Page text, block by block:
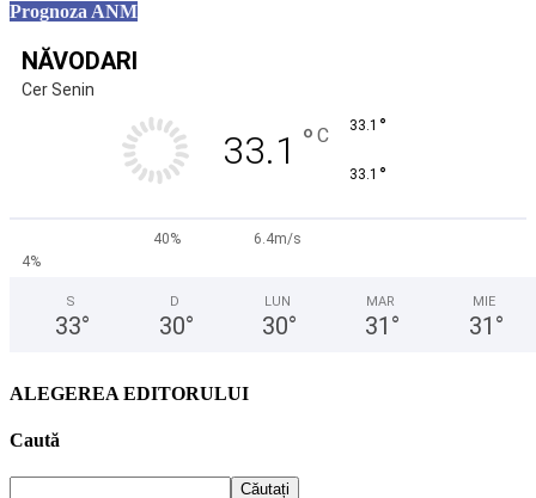
Prognoza ANM
NĂVODARI
Cer Senin
33.1 ° C 33.1 °
33.1 °
40%
6.4m/s
4%
S
33°
D
30°
LUN
30°
MAR
31 °
MIE
31 °
ALEGEREA EDITORULUI
Caută